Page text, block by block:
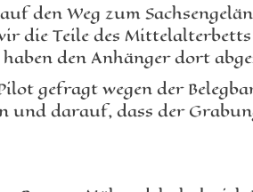
den Weg zum
die Teile des
den Anhänger dort
gefragt wegen der
und darauf, dass der